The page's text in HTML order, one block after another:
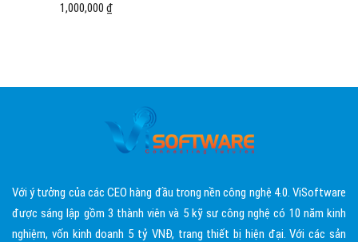
1,000,000 ₫
Với ý tưởng của các CEO hàng đầu trong nền công nghệ 4.0. ViSoftware
được sáng lập gồm 3 thành viên và 5 kỹ sư công nghệ có 10 năm kinh
nghiệm, vốn kinh doanh 5 tỷ VNĐ, trang thiết bị hiện đại. Với các sản